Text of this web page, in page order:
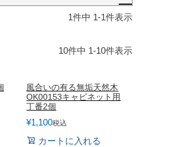
ームミラー
テリア雑貨
具お手入れグッズ
1件中 1-1件表示
10件中 1-10件表示
風合いの有る無垢天然木
OK00153キャビネット用
丁番2個
¥1,100税込
カートに入れる